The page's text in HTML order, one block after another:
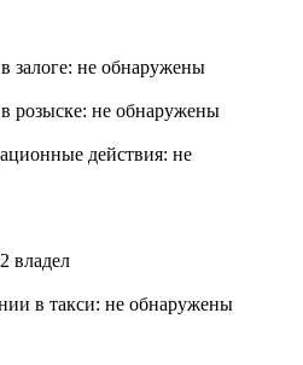
залоге: не обнаружены
розыске: не обнаружены
действия: не
владел
в такси: не обнаружены